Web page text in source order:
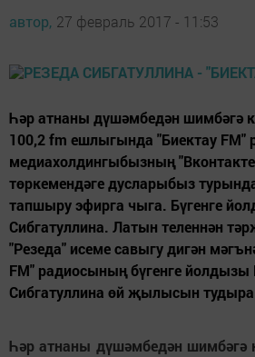
автор, 27 февраль 2017 - 11:53
Һәр атнаны дүшәмбедән шимбәгә
100,2 fm ешлыгында "Биектау FM"
медиахолдингыбызның
төркемендәге дусларыбыз
тапшыру эфирга чыга. Бүгенге
Сибгатуллина. Латын теленнән
"Резеда" исеме савыгу дигән
FM" радиосының бүгенге йолдызы
Сибгатуллина өй җылысын тудыра
Һәр атнаны дүшәмбедән шимбәгә